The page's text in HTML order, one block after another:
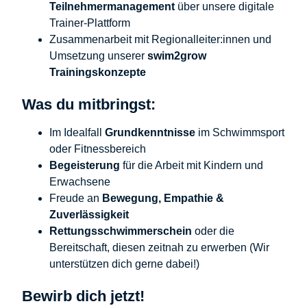
Teilnehmermanagement über unsere digitale
Trainer-Plattform
Zusammenarbeit mit Regionalleiter:innen und
Umsetzung unserer swim2grow
Trainingskonzepte
Was du mitbringst:
Im Idealfall Grundkenntnisse im Schwimmsport
oder Fitnessbereich
Begeisterung für die Arbeit mit Kindern und
Erwachsene
Freude an Bewegung, Empathie &
Zuverlässigkeit
Rettungsschwimmerschein oder die
Bereitschaft, diesen zeitnah zu erwerben (Wir
unterstützen dich gerne dabei!)
Bewirb dich jetzt!